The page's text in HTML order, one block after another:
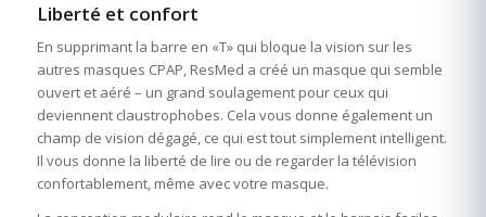
Liberté et confort
En supprimant la barre en «T» qui bloque la vision sur les
autres masques CPAP, ResMed a créé un masque qui semble
ouvert et aéré – un grand soulagement pour ceux qui
deviennent claustrophobes. Cela vous donne également un
champ de vision dégagé, ce qui est tout simplement intelligent.
Il vous donne la liberté de lire ou de regarder la télévision
confortablement, même avec votre masque.